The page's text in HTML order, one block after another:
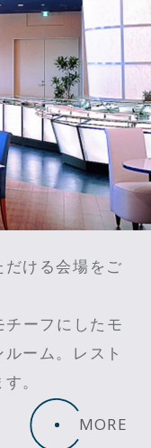
ける会場をご
チーフにしたモ
ーム。レスト
。
MORE